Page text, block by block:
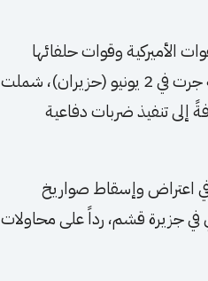
الأميركية وقوات حلفائها
تصدت لما وصفته بـ”السلوك الإيراني العدواني”، خلال عمليات عسكرية جرت في 2 يونيو (حزيران)، شملت
إلى تنفيذ ضربات دفاعية
في اعتراض وإسقاط صواريخ
جزيرة قشم، رداً على محاولات